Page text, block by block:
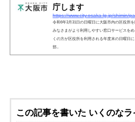
庁します
https://www.city.osaka.lg.jp/shimin/
令和6年3月31日の日曜日に大阪市内の区役
みなさまがより利用しやすい窓口サービスを
くの方が区役所を利用される年度末の日曜日
部..
この記事を書いた いくのなラ